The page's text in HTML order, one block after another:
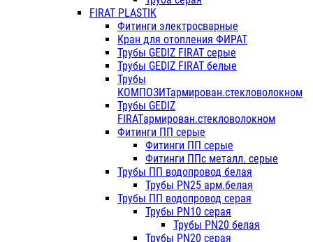
FIRAT PLASTIK
Фитинги электросварные
Кран для отопления ФИРАТ
Трубы GEDIZ FIRAT серые
Трубы GEDIZ FIRAT белые
Трубы
КОМПОЗИТармирован.стекловолокном
Трубы GEDIZ
FIRATармирован.стекловолокном
Фитинги ПП серые
Фитинги ПП серые
Фитинги ППс металл. серые
Трубы ПП водопровод белая
Трубы PN25 арм.белая
Трубы ПП водопровод серая
Трубы PN10 серая
Трубы PN20 белая
Трубы PN20 серая